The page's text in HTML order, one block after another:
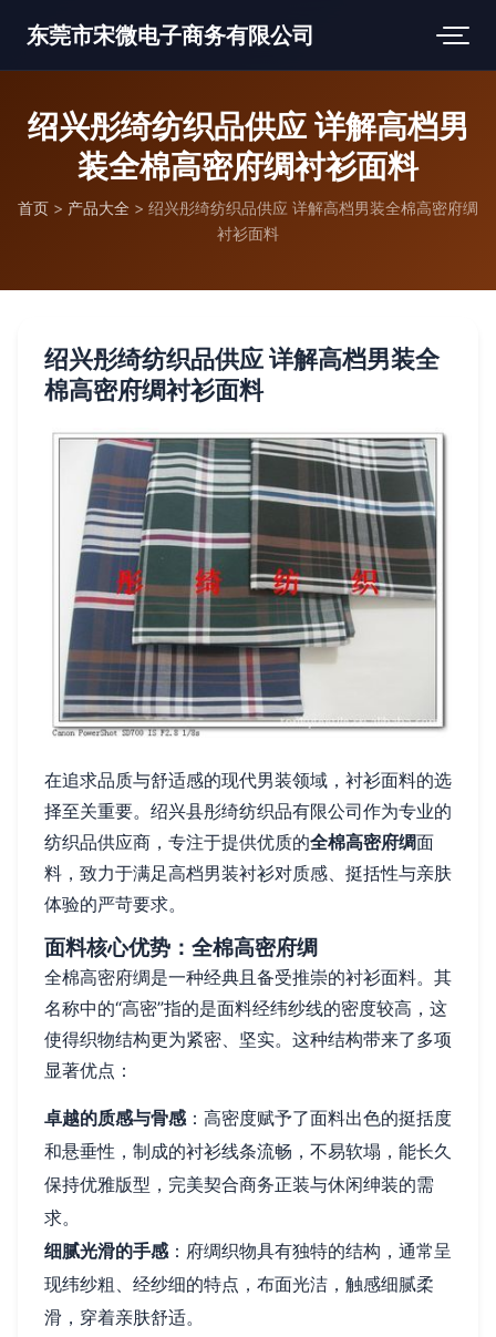
东莞市宋微电子商务有限公司
绍兴彤绮纺织品供应 详解高档男
装全棉高密府绸衬衫面料
首页 > 产品大全 > 绍兴彤绮纺织品供应 详解高档男装全棉高密府绸
衬衫面料
绍兴彤绮纺织品供应 详解高档男装全
棉高密府绸衬衫面料
在追求品质与舒适感的现代男装领域，衬衫面料的选
择至关重要。绍兴县彤绮纺织品有限公司作为专业的
纺织品供应商，专注于提供优质的全棉高密府绸面
料，致力于满足高档男装衬衫对质感、挺括性与亲肤
体验的严苛要求。
面料核心优势：全棉高密府绸
全棉高密府绸是一种经典且备受推崇的衬衫面料。其
名称中的“高密”指的是面料经纬纱线的密度较高，这
使得织物结构更为紧密、坚实。这种结构带来了多项
显著优点：
卓越的质感与骨感 ：高密度赋予了面料出色的挺括度
和悬垂性，制成的衬衫线条流畅，不易软塌，能长久
保持优雅版型，完美契合商务正装与休闲绅装的需
求。
细腻光滑的手感 ：府绸织物具有独特的结构，通常呈
现纬纱粗、经纱细的特点，布面光洁，触感细腻柔
滑，穿着亲肤舒适。